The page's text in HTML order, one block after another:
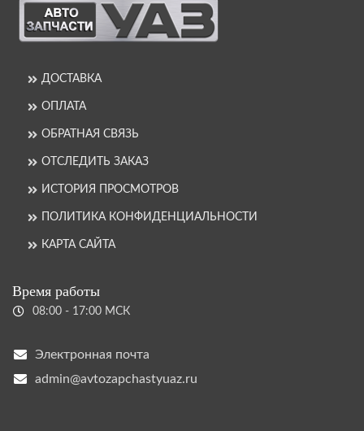
ДОСТАВКА
ОПЛАТА
ОБРАТНАЯ СВЯЗЬ
ОТСЛЕДИТЬ ЗАКАЗ
ИСТОРИЯ ПРОСМОТРОВ
ПОЛИТИКА КОНФИДЕНЦИАЛЬНОСТИ
КАРТА САЙТА
Время работы
08:00 - 17:00 МСК
Электронная почта
admin@avtozapchastyuaz.ru